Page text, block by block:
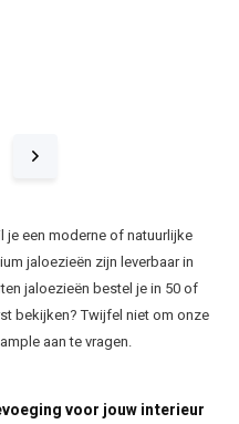
je een moderne of natuurlijke
jaloezieën zijn leverbaar in
jaloezieën bestel je in 50 of
bekijken? Twijfel niet om onze
aan te vragen.
voor jouw interieur